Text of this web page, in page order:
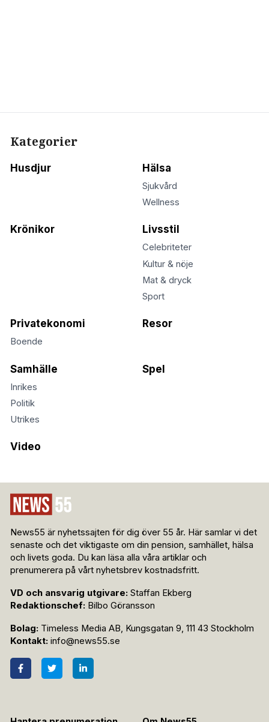
Kategorier
Husdjur Hälsa
Sjukvård
Wellness
Krönikor Livsstil
Celebriteter
Kultur & nöje
Mat & dryck
Sport
Privatekonomi
Boende
Resor
Samhälle
Inrikes
Politik
Utrikes
Spel
Video
News55 är nyhetssajten för dig över 55 år. Här samlar vi det
senaste och det viktigaste om din pension, samhället, hälsa
och livets goda. Du kan läsa alla våra artiklar och
prenumerera på vårt nyhetsbrev kostnadsfritt.
VD och ansvarig utgivare: Staffan Ekberg
Redaktionschef: Bilbo Göransson
Bolag: Timeless Media AB, Kungsgatan 9, 111 43 Stockholm
Kontakt: info@news55.se